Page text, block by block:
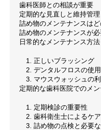
歯科医師との相談が重要
定期的な見直しと維持管理
詰め物のメンテナンスは
詰め物のメンテナンスが
日常的なメンテナンス方法
1. 正しいブラッシング
2. デンタルフロスの使用
3. マウスウォッシュの
定期的な歯科医院でのメ
1. 定期検診の重要性
2. 歯科衛生士によるケア
3. 詰め物の点検と必要